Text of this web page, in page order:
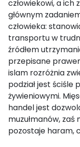
człowiekowi, a ich
głównym
człowieka:
transportu w
źródłem
przepisane
islam rozróżnia
podział jest ściśle
żywieniowymi.
handel jest
muzułmanów,
pozostaje haram,